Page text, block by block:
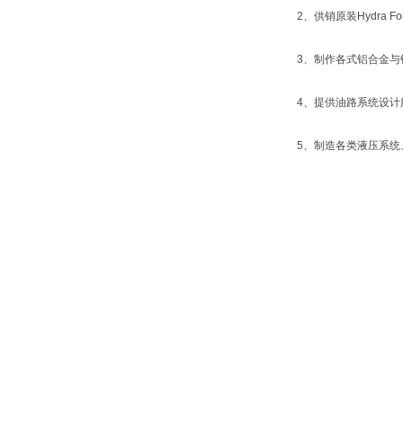
2、供销原装Hydra
3、制作各式铝合金与
4、提供油路系统设
5、制造各类液压系